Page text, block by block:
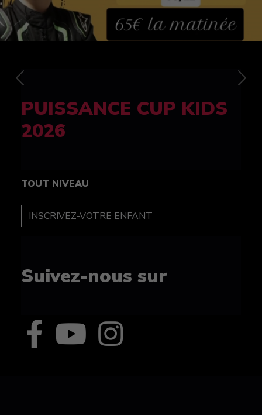
FELINE CUP 100%
féminine
TOUT NIVEAU
INSCRIPTION
Suivez-nous sur
Previous Next